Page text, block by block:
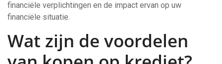
financiële verplichtingen en de impact ervan op uw
financiële situatie.
Wat zijn de voordelen